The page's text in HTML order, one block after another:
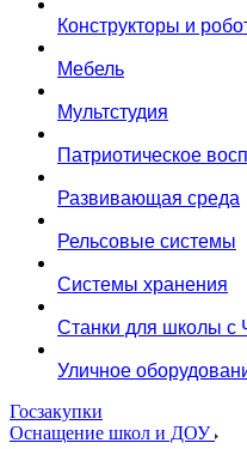
Конструкторы и
Мебель
Мультстудия
Патриотическое
Развивающая среда
Рельсовые системы
Системы хранения
Станки для школы с
Уличное
Госзакупки
Оснащение школ и ДОУ